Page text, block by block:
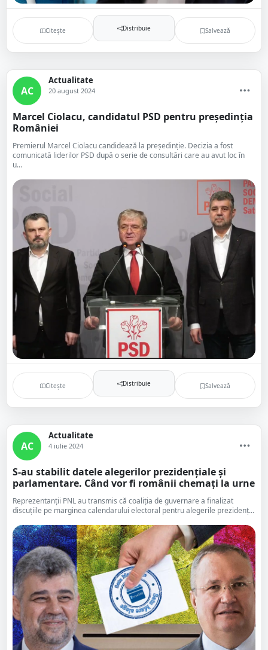
Citește Distribuie Salvează
AC
Actualitate
20 august 2024
Marcel Ciolacu, candidatul PSD pentru președinția
României
Premierul Marcel Ciolacu candidează la președinție. Decizia a fost
comunicată liderilor PSD după o serie de consultări care au avut loc în
u...
Citește Distribuie Salvează
AC
Actualitate
4 iulie 2024
S-au stabilit datele alegerilor prezidențiale și
parlamentare. Când vor fi românii chemați la urne
Reprezentanții PNL au transmis că coaliția de guvernare a finalizat
discuțiile pe marginea calendarului electoral pentru alegerile prezidenț...